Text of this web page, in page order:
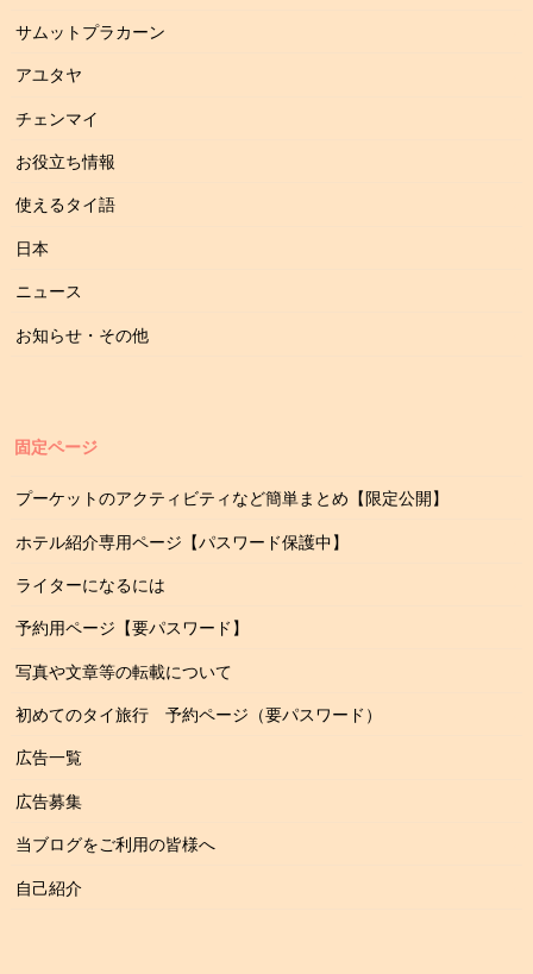
サムットプラカーン
アユタヤ
チェンマイ
お役立ち情報
使えるタイ語
日本
ニュース
お知らせ・その他
固定ページ
プーケットのアクティビティなど簡単まとめ【限定公開】
ホテル紹介専用ページ【パスワード保護中】
ライターになるには
予約用ページ【要パスワード】
写真や文章等の転載について
初めてのタイ旅行 予約ページ（要パスワード）
広告一覧
広告募集
当ブログをご利用の皆様へ
自己紹介